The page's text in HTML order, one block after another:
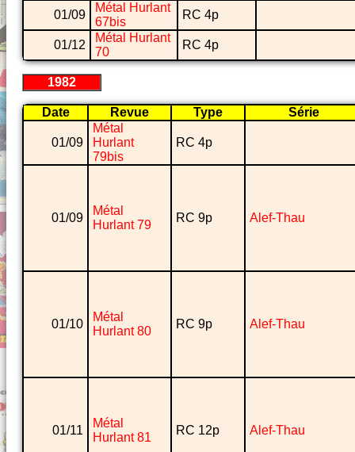
01/09
Métal Hurlant
67bis
RC 4p
01/12
Métal Hurlant
70
RC 4p
1982
Date Revue Type Série
01/09
Métal
Hurlant
79bis
RC 4p
01/09
Métal
Hurlant 79
RC 9p Alef-Thau
01/10
Métal
Hurlant 80
RC 9p Alef-Thau
01/11
Métal
Hurlant 81
RC 12p Alef-Thau